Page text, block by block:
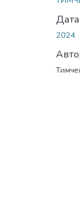
Дата
2024